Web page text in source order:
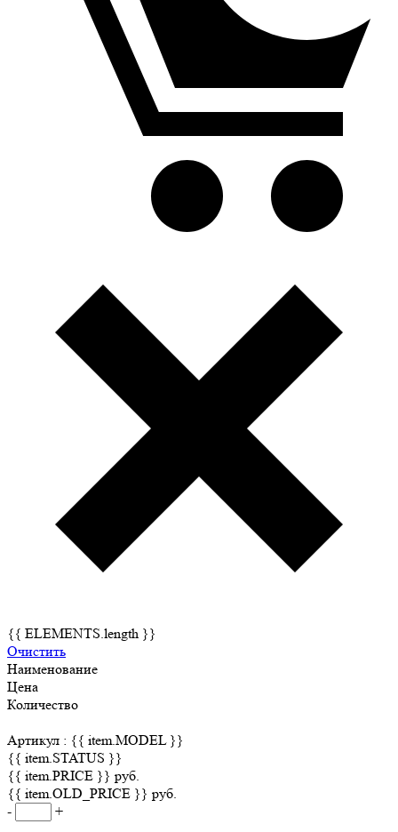
{{ ELEMENTS.length }}
Очистить
Наименование
Цена
Количество
Артикул : {{ item.MODEL }}
{{ item.STATUS }}
{{ item.PRICE }} руб.
{{ item.OLD_PRICE }} руб.
-
+